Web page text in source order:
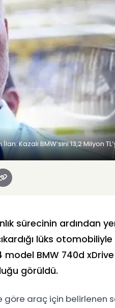
Kazalı BMW’sini 13,2 Milyon
sürecinin ardından
lüks
model BMW 740d
görüldü.
araç için belirlenen